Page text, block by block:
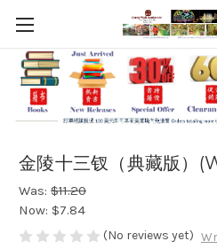
金陵十三钗（典藏版）
Was: $11.20
Now: $7.84
(No reviews yet)